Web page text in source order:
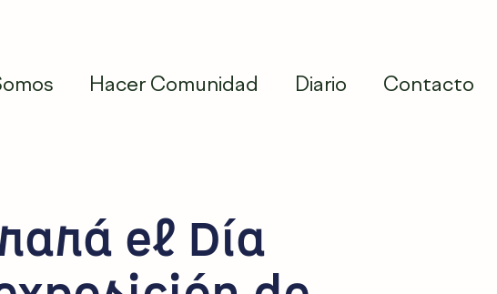
Hacer Comunidad Diario Contacto
el Día